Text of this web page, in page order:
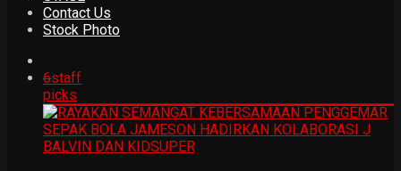
Contact Us
Stock Photo
6staff
picks